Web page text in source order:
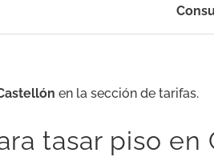
en la sección de tarifas.
tasar piso en